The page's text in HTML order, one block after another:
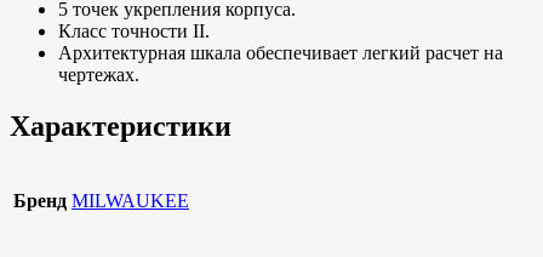
5 точек укрепления корпуса.
Класс точности II.
Архитектурная шкала обеспечивает легкий расчет на
чертежах.
Характеристики
Бренд MILWAUKEE